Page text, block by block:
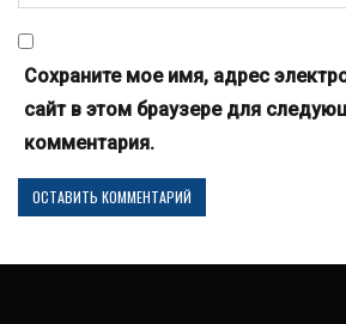
Сохраните мое имя, адрес
сайт в этом браузере для
комментария.